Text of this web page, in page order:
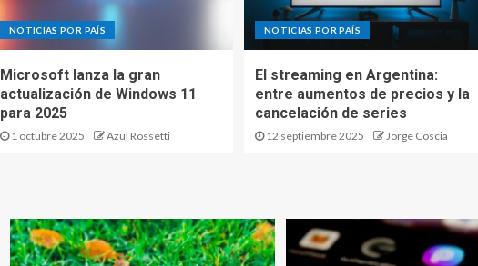
NOTICIAS POR PAÍS
Microsoft lanza la gran
actualización de Windows 11
para 2025
1 octubre 2025 Azul Rossetti
NOTICIAS POR PAÍS
El streaming en Argentina:
entre aumentos de precios y la
cancelación de series
12 septiembre 2025 Jorge Coscia